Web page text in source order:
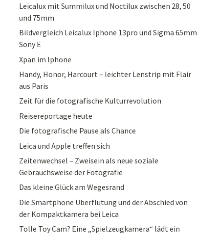
Leicalux mit Summilux und Noctilux zwischen 28, 50
und 75mm
Bildvergleich Leicalux Iphone 13pro und Sigma 65mm
Sony E
Xpan im Iphone
Handy, Honor, Harcourt – leichter Lenstrip mit Flair
aus Paris
Zeit für die fotografische Kulturrevolution
Reisereportage heute
Die fotografische Pause als Chance
Leica und Apple treffen sich
Zeitenwechsel – Zweisein als neue soziale
Gebrauchsweise der Fotografie
Das kleine Glück am Wegesrand
Die Smartphone Überflutung und der Abschied von
der Kompaktkamera bei Leica
Tolle Toy Cam? Eine „Spielzeugkamera“ lädt ein